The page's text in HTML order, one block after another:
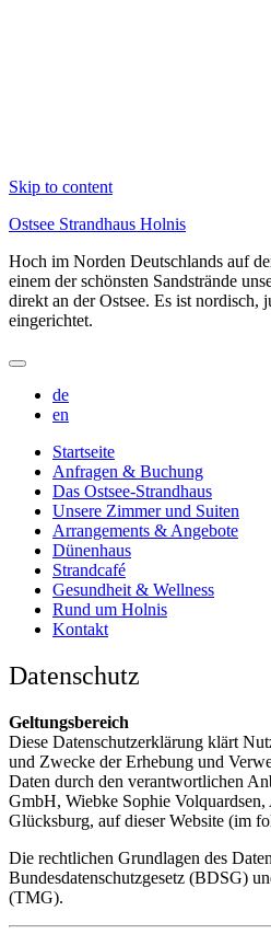
Skip to content
Ostsee Strandhaus Holnis
Hoch im Norden Deutschlands auf
einem der schönsten Sandstrände
direkt an der Ostsee. Es ist nordisch,
eingerichtet.
de
en
Startseite
Anfragen & Buchung
Das Ostsee-Strandhaus
Unsere Zimmer und Suiten
Arrangements & Angebote
Dünenhaus
Strandcafé
Gesundheit & Wellness
Rund um Holnis
Kontakt
Datenschutz
Geltungsbereich
Diese Datenschutzerklärung klärt
und Zwecke der Erhebung und
Daten durch den verantwortlichen
GmbH, Wiebke Sophie
Glücksburg, auf dieser Website (im
Die rechtlichen Grundlagen des
Bundesdatenschutzgesetz (BDSG)
(TMG).